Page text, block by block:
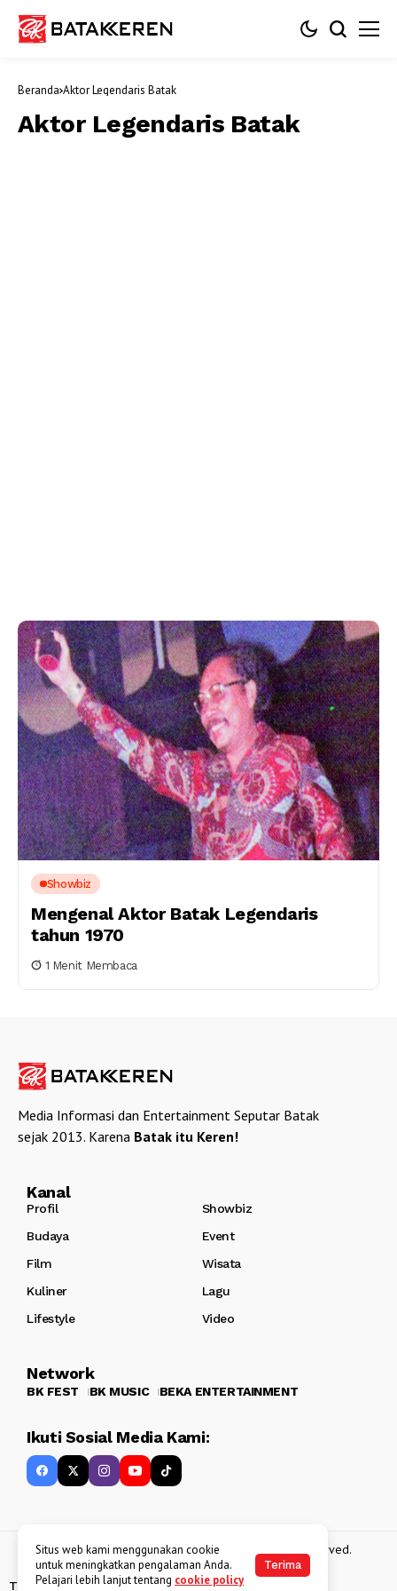
Beranda Aktor Legendaris Batak
Aktor Legendaris Batak
Showbiz
Mengenal Aktor Batak Legendaris
tahun 1970
1 Menit Membaca
Media Informasi dan Entertainment Seputar Batak
sejak 2013. Karena Batak itu Keren!
Kanal
Profil
Showbiz
Budaya
Event
Film
Wisata
Kuliner
Lagu
Lifestyle
Video
Network
BK FEST BK MUSIC BEKA ENTERTAINMENT
Ikuti Sosial Media Kami:
Copyright 2013 - 2025BATAKKEREN . All rights reserved.
Tentang Kami Kebijakan Data Pribadi Disclaimer
Situs web kami menggunakan cookie
untuk meningkatkan pengalaman Anda.
Pelajari lebih lanjut tentang cookie policy
Terima